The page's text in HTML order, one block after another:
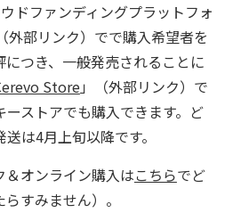
ドファンディングプラットフォ
外部リンク）でで購入希望者を
つき、一般発売されることに
Store」（外部リンク）で
ストアでも購入できます。ど
は4月上旬以降です。
オンライン購入はこちらでど
すみません）。